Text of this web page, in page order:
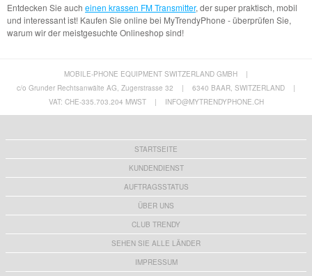
Entdecken Sie auch einen krassen FM Transmitter, der super praktisch, mobil
und interessant ist! Kaufen Sie online bei MyTrendyPhone - überprüfen Sie,
warum wir der meistgesuchte Onlineshop sind!
MOBILE-PHONE EQUIPMENT SWITZERLAND GMBH
|
c/o Grunder Rechtsanwälte AG, Zugerstrasse 32
| 6340 BAAR, SWITZERLAND
|
VAT: CHE-335.703.204 MWST
| INFO@MYTRENDYPHONE.CH
STARTSEITE
KUNDENDIENST
AUFTRAGSSTATUS
ÜBER UNS
CLUB TRENDY
SEHEN SIE ALLE LÄNDER
IMPRESSUM